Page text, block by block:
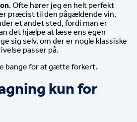
. Ofte hører jeg en helt perfekt
præcist til den pågældende vin,
et andet sted, fordi man er
det hjælpe at læse ens egen
sig selv, om der er nogle klassiske
passer på.
bange for at gætte forkert.
kun for